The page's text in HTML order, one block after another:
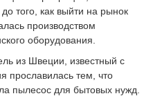
того, как выйти на рынок
производством
оборудования.
из Швеции, известный с
прославилась тем, что
пылесос для бытовых нужд.